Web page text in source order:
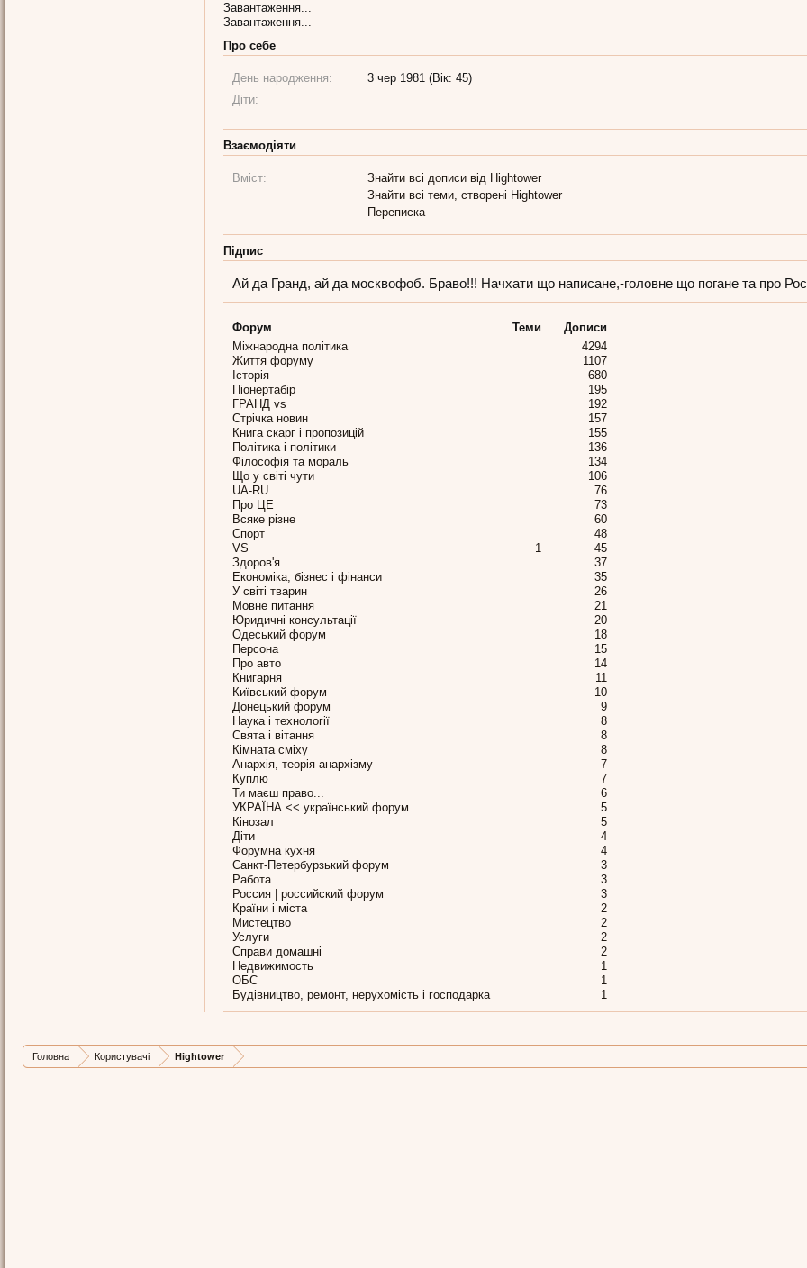
Завантаження...
Завантаження...
Про себе
День народження:
3 чер 1981 (Вік: 45)
Діти:
Взаємодіяти
Вміст:
Знайти всі дописи від Hightower
Знайти всі теми, створені Hightower
Переписка
Підпис
Ай да Гранд, ай да москвофоб. Браво!!! Начхати що написане,-головне що погане та про
Форум Теми
Дописи
Міжнародна політика
4294
Життя форуму
1107
Історія
680
Піонертабір
195
ГРАНД vs
192
Стрічка новин
157
Книга скарг і пропозицій
155
Політика і політики
136
Філософія та мораль
134
Що у світі чути
106
UA-RU
76
Про ЦЕ
73
Всяке різне
60
Спорт
48
VS
1
45
Здоров'я
37
Економіка, бізнес і фінанси
35
У світі тварин
26
Мовне питання
21
Юридичні консультації
20
Одеський форум
18
Персона
15
Про авто
14
Книгарня
11
Київський форум
10
Донецький форум
9
Наука і технології
8
Свята і вітання
8
Кімната сміху
8
Анархія, теорія анархізму
7
Куплю
7
Ти маєш право...
6
УКРАЇНА << український форум
5
Кінозал
5
Діти
4
Форумна кухня
4
Санкт-Петербурзький форум
3
Работа
3
Россия | российский форум
3
Країни і міста
2
Мистецтво
2
Услуги
2
Справи домашні
2
Недвижимость
1
ОБС
1
Будівництво, ремонт, нерухомість і господарка
1
Головна Користувачі Hightower